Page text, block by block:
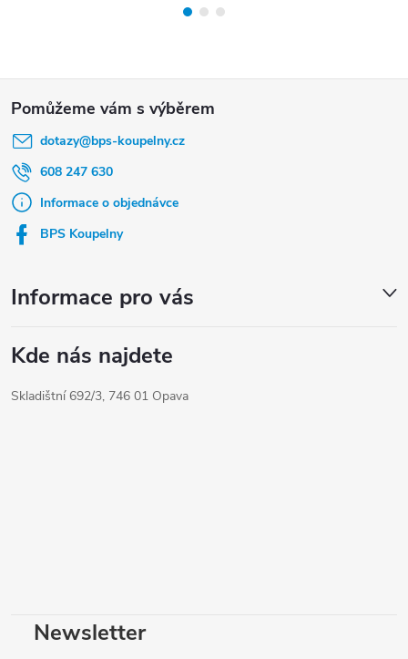
dotazy@bps-koupelny.cz
608 247 630
Informace o objednávce
BPS Koupelny
Informace pro vás
Kde nás najdete
Skladištní 692/3, 746 01 Opava
Newsletter